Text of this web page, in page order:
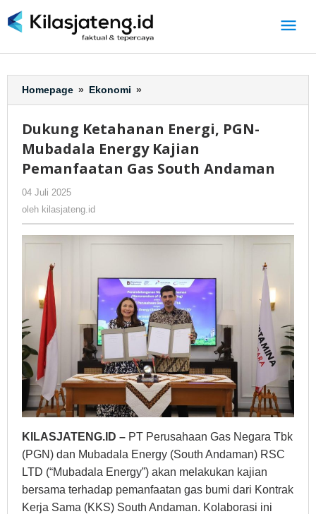
ke
Homepage » Ekonomi »
Ketahanan
PGN-
Mubadala
Energy
South
Andaman
Dukung Ketahanan Energi, PGN-
Mubadala Energy Kajian
Pemanfaatan Gas South Andaman
04 Juli 2025
kilasjateng.id
oleh kilasjateng.id
KILASJATENG.ID – PT Perusahaan Gas Negara Tbk
(PGN) dan Mubadala Energy (South Andaman) RSC
LTD (“Mubadala Energy”) akan melakukan kajian
bersama terhadap pemanfaatan gas bumi dari Kontrak
Kerja Sama (KKS) South Andaman. Kolaborasi ini